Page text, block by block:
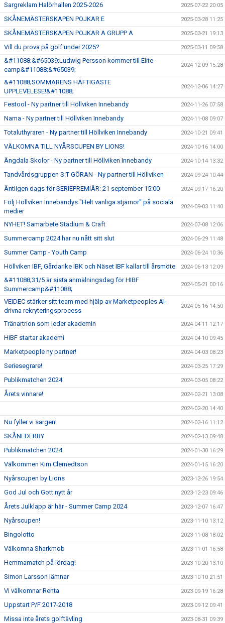
Sargreklam Halörhallen 2025-2026 2025-07-22 20:05
SKÅNEMÄSTERSKAPEN POJKAR E 2025-03-28 11:25
SKÅNEMÄSTERSKAPEN POJKAR A GRUPP A 2025-03-21 19:13
Vill du prova på golf under 2025? 2025-03-11 09:58
&#11088;&#65039;Ludwig Persson kommer till Elite
camp&#11088;&#65039;
2024-12-09 15:28
&#11088;SOMMARENS HÄFTIGASTE
UPPLEVELESE!&#11088;
2024-12-06 14:27
Festool - Ny partner till Höllviken Innebandy 2024-11-26 07:58
Nama - Ny partner till Höllviken Innebandy 2024-11-08 09:07
Totaluthyraren - Ny partner till Höllviken Innebandy 2024-10-21 09:41
VÄLKOMNA TILL NYÅRSCUPEN BY LIONS! 2024-10-16 14:00
Ängdala Skolor - Ny partner till Höllviken Innebandy 2024-10-14 13:32
Tandvårdsgruppen S:T GÖRAN - Ny partner till Höllviken 2024-09-24 10:44
Äntligen dags för SERIEPREMIÄR: 21 september 15:00 2024-09-17 16:20
Följ Höllviken Innebandys "Helt vanliga stjärnor" på sociala
medier
2024-09-03 11:40
NYHET! Samarbete Stadium & Craft 2024-07-08 12:06
Summercamp 2024 har nu nått sitt slut 2024-06-29 11:48
Summer Camp - Youth Camp 2024-06-24 10:36
Höllviken IBF, Gårdarike IBK och Näset IBF kallar till årsmöte 2024-06-13 12:09
&#11088;31/5 är sista anmälningsdag för HIBF
Summercamp&#11088;
2024-05-21 00:16
VEIDEC stärker sitt team med hjälp av Marketpeoples AI-
drivna rekryteringsprocess
2024-05-16 14:50
Tränartrion som leder akademin 2024-04-11 12:17
HIBF startar akademi 2024-04-10 09:45
Marketpeople ny partner! 2024-04-03 08:23
Seriesegrare! 2024-03-25 17:29
Publikmatchen 2024 2024-03-05 08:22
Årets vinnare! 2024-02-21 13:08
2024-02-20 14:40
Nu fyller vi sargen! 2024-02-16 11:12
SKÅNEDERBY 2024-02-13 09:48
Publikmatchen 2024 2024-01-30 16:29
Välkommen Kim Clemedtson 2024-01-15 16:20
Nyårscupen by Lions 2023-12-26 19:54
God Jul och Gott nytt år 2023-12-23 09:46
Årets Julklapp är här - Summer Camp 2024 2023-12-07 16:47
Nyårscupen! 2023-11-10 13:12
Bingolotto 2023-11-08 18:02
Välkomna Sharkmob 2023-11-01 16:58
Hemmamatch på lördag! 2023-10-20 13:10
Simon Larsson lämnar 2023-10-10 21:51
Vi välkomnar Renta 2023-09-19 16:28
Uppstart P/F 2017-2018 2023-09-12 09:41
Missa inte årets golftävling 2023-08-31 09:39